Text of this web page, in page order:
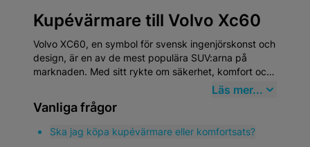
Kupévärmare till Volvo Xc60
Volvo XC60, en symbol för svensk ingenjörskonst och
design, är en av de mest populära SUV:arna på
marknaden. Med sitt rykte om säkerhet, komfort och
hållbarhet har XC60 blivit ett önskat val för familjer
och enskilda förare världen över. För dem som äger
en Volvo XC60 är det av stor vikt att värna om bilens
prestanda och tillförlitlighet genom användningen av
kvalitativa reservdelar.
Läs mer...
Vanliga frågor
Ska jag köpa kupévärmare eller komfortsats?